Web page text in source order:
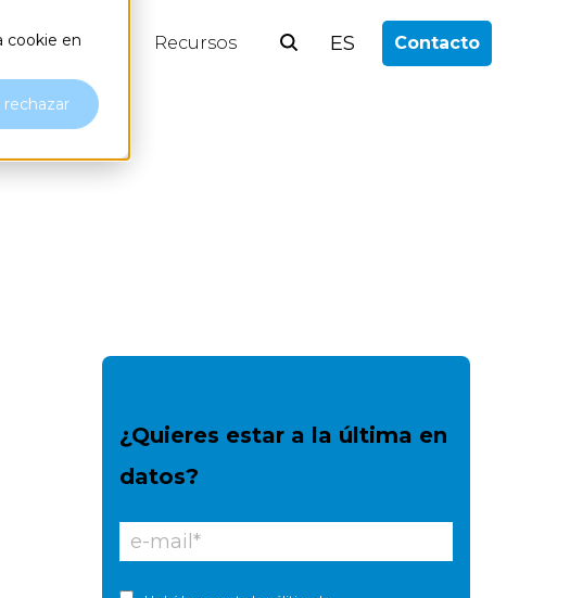
cookie en
rechazar
Blog Recursos ES Contacto
¿Quieres estar a la última en
datos?